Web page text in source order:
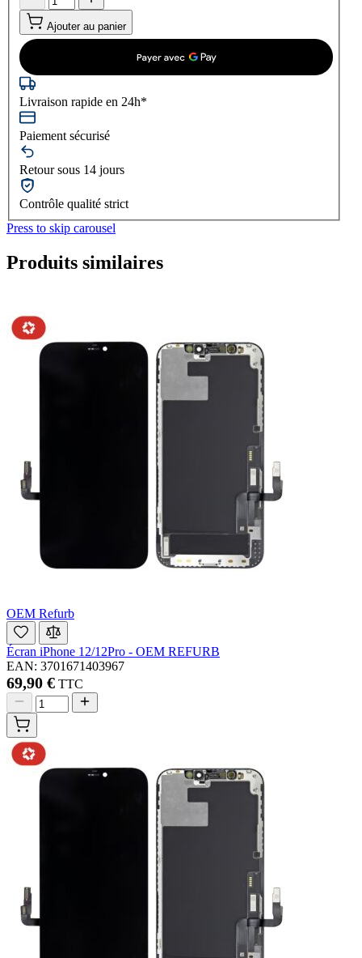
Ajouter au panier
Livraison rapide en 24h*
Paiement sécurisé
Retour sous 14 jours
Contrôle qualité strict
Press to skip carousel
Produits similaires
OEM Refurb
Écran iPhone 12/12Pro - OEM REFURB
EAN: 3701671403967
69,90 € TTC